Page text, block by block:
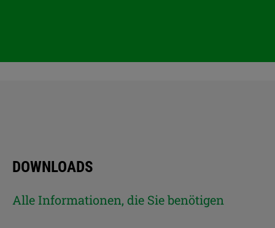
DOWNLOADS
Alle Informationen, die Sie benötigen